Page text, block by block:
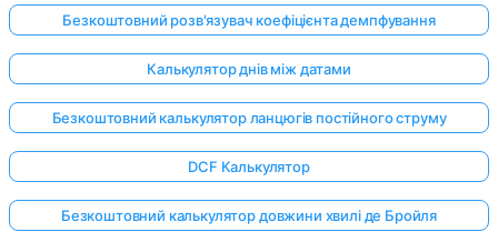
Безкоштовний розв'язувач коефіцієнта демпфування
Калькулятор днів між датами
Безкоштовний калькулятор ланцюгів постійного струму
DCF Калькулятор
Безкоштовний калькулятор довжини хвилі де Бройля